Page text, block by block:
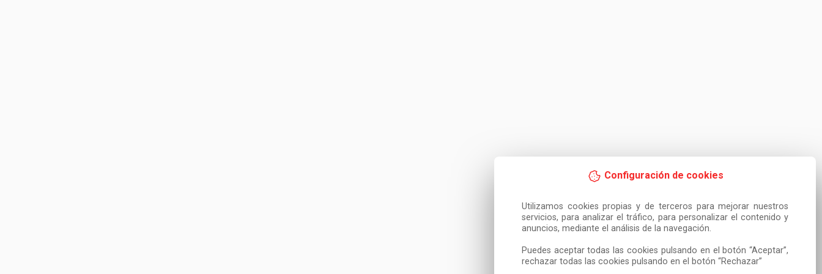
Configuración de cookies
Utilizamos cookies propias y de terceros para mejorar nuestros
servicios, para analizar el tráfico, para personalizar el contenido y
anuncios, mediante el análisis de la navegación.
Puedes aceptar todas las cookies pulsando en el botón “Aceptar”,
rechazar todas las cookies pulsando en el botón “Rechazar”